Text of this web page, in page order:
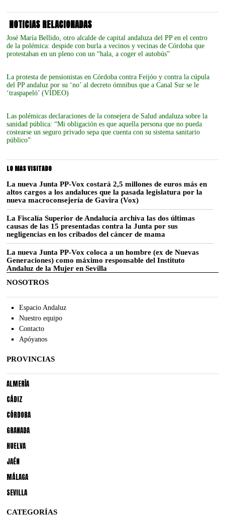
NOTICIAS RELACIONADAS
José María Bellido, otro alcalde de capital andaluza del PP en el centro
de la polémica: despide con burla a vecinos y vecinas de Córdoba que
protestaban en un pleno con un “hala, a coger el autobús”
La protesta de pensionistas en Córdoba contra Feijóo y contra la cúpula
del PP andaluz por su ‘no’ al decreto ómnibus que a Canal Sur se le
‘traspapeló’ (VÍDEO)
Las polémicas declaraciones de la consejera de Salud andaluza sobre la
sanidad pública: “Mi obligación es que aquella persona que no pueda
costearse un seguro privado sepa que cuenta con su sistema sanitario
público”
LO MAS VISITADO
La nueva Junta PP-Vox costará 2,5 millones de euros más en
altos cargos a los andaluces que la pasada legislatura por la
nueva macroconsejería de Gavira (Vox)
La Fiscalía Superior de Andalucía archiva las dos últimas
causas de las 15 presentadas contra la Junta por sus
negligencias en los cribados del cáncer de mama
La nueva Junta PP-Vox coloca a un hombre (ex de Nuevas
Generaciones) como máximo responsable del Instituto
Andaluz de la Mujer en Sevilla
NOSOTROS
Espacio Andaluz
Nuestro equipo
Contacto
Apóyanos
PROVINCIAS
ALMERÍA
CÁDIZ
CÓRDOBA
GRANADA
HUELVA
JAÉN
MÁLAGA
SEVILLA
CATEGORÍAS